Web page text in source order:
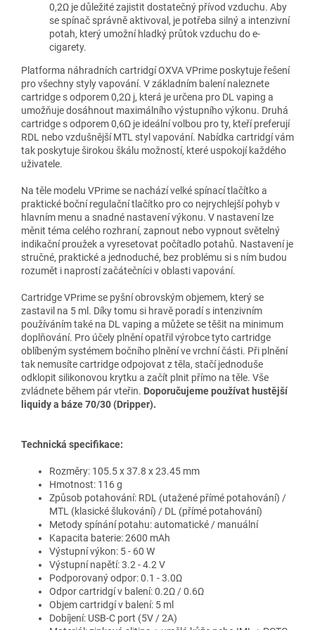
0,2Ω je důležité zajistit dostatečný přívod vzduchu. Aby
se spínač správně aktivoval, je potřeba silný a intenzivní
potah, který umožní hladký průtok vzduchu do e-
cigarety.
Platforma náhradních cartridgí OXVA VPrime poskytuje řešení
pro všechny styly vapování. V základním balení naleznete
cartridge s odporem 0,2Ω j, která je určena pro DL vaping a
umožňuje dosáhnout maximálního výstupního výkonu. Druhá
cartridge s odporem 0,6Ω je ideální volbou pro ty, kteří preferují
RDL nebo vzdušnější MTL styl vapování. Nabídka cartridgí vám
tak poskytuje širokou škálu možností, které uspokojí každého
uživatele.
Na těle modelu VPrime se nachází velké spínací tlačítko a
praktické boční regulační tlačítko pro co nejrychlejší pohyb v
hlavním menu a snadné nastavení výkonu. V nastavení lze
měnit téma celého rozhraní, zapnout nebo vypnout světelný
indikační proužek a vyresetovat počítadlo potahů. Nastavení je
stručné, praktické a jednoduché, bez problému si s ním budou
rozumět i naprostí začátečníci v oblasti vapování.
Cartridge VPrime se pyšní obrovským objemem, který se
zastavil na 5 ml. Díky tomu si hravě poradí s intenzivním
používáním také na DL vaping a můžete se těšit na minimum
doplňování. Pro účely plnění opatřil výrobce tyto cartridge
oblíbeným systémem bočního plnění ve vrchní části. Při plnění
tak nemusíte cartridge odpojovat z těla, stačí jednoduše
odklopit silikonovou krytku a začít plnit přímo na těle. Vše
zvládnete během pár vteřin. Doporučujeme používat hustější
liquidy a báze 70/30 (Dripper).
Technická specifikace:
Rozměry: 105.5 x 37.8 x 23.45 mm
Hmotnost: 116 g
Způsob potahování: RDL (utažené přímé potahování) /
MTL (klasické šlukování) / DL (přímé potahování)
Metody spínání potahu: automatické / manuální
Kapacita baterie: 2600 mAh
Výstupní výkon: 5 - 60 W
Výstupní napětí: 3.2 - 4.2 V
Podporovaný odpor: 0.1 - 3.0Ω
Odpor cartridgí v balení: 0.2Ω / 0.6Ω
Objem cartridgí v balení: 5 ml
Dobíjení: USB-C port (5V / 2A)